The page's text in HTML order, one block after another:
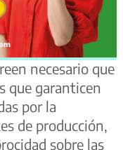
necesario que
que garanticen
por la
de producción,
sobre las